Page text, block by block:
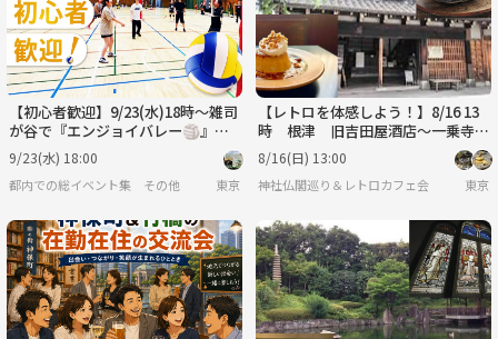
【初心者歓迎】9/23(水)18時〜雑司
が谷で『エンジョイバレー🏐』試
合中心のゆる交流！お一人様大歓迎
♪
9/23(水) 18:00
都内での総イベント集 その他 東京
【レトロを体感しよう！】8/16 13
時 根津 旧吉田屋酒店～一乗寺～
カヤバ珈琲店【常連の方参加費還
元】
8/16(日) 13:00
神社仏閣巡り＆レトロカフェ会 東京